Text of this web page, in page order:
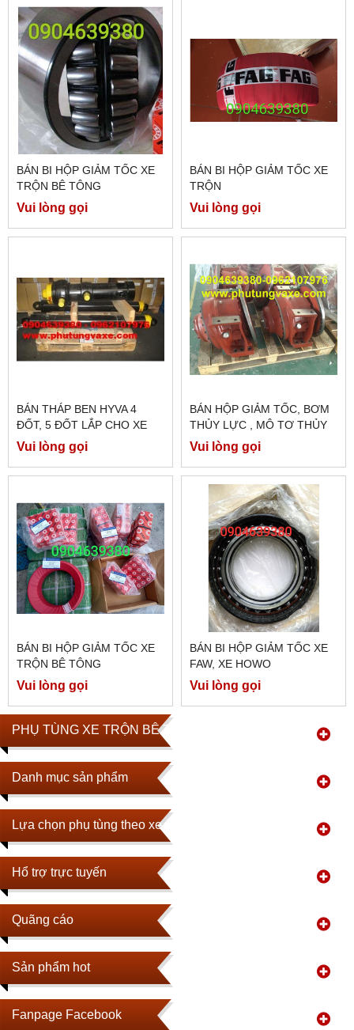
PHỤ TÙNG XE TRỘN BÊ TÔNG
Danh mục sản phẩm
Lựa chọn phụ tùng theo xe
Hổ trợ trực tuyến
Quãng cáo
Sản phẩm hot
Fanpage Facebook
BÁN BI HỘP GIẢM TỐC XE
TRỘN BÊ TÔNG
Vui lòng gọi
BÁN BI HỘP GIẢM TỐC XE
TRỘN
Vui lòng gọi
BÁN THÁP BEN HYVA 4
ĐỐT, 5 ĐỐT LẮP CHO XE
HOWO 371 , XE
DONGFENG 375 CHÍNH
HÃNG
Vui lòng gọi
BÁN HỘP GIẢM TỐC, BƠM
THỦY LỰC , MÔ TƠ THỦY
LỰC XE BỒN TRỘN BÊ
TÔNG EATON
Vui lòng gọi
BÁN BI HỘP GIẢM TỐC XE
TRỘN BÊ TÔNG
Vui lòng gọi
BÁN BI HỘP GIẢM TỐC XE
FAW, XE HOWO
Vui lòng gọi